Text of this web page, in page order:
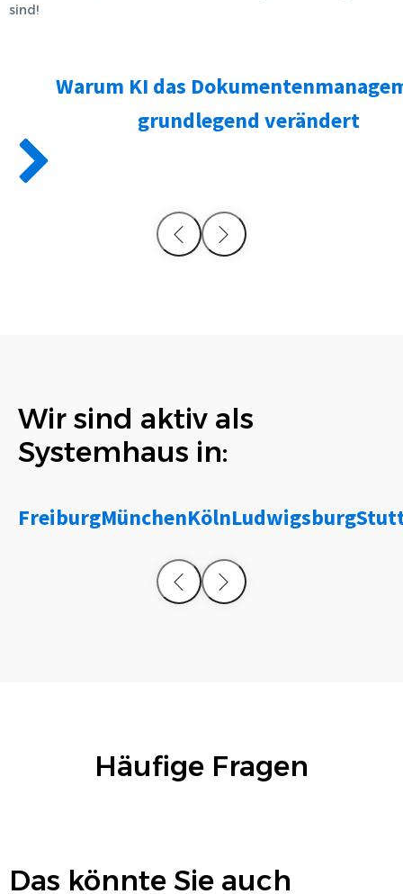
sind!
Warum KI das
grundlegend verändert
Wir sind aktiv als
Systemhaus in:
FreiburgMünchenKölnLudwigsburg
Häufige Fragen
Das könnte Sie auch